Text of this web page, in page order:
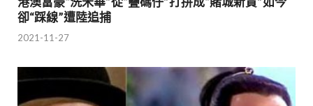
卻“踩線”遭陸追捕
2021-11-27